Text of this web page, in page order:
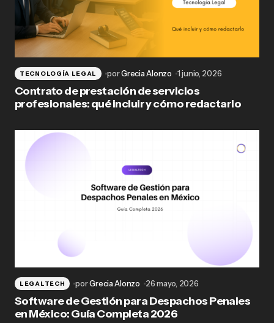
TECNOLOGÍA LEGAL porGrecia Alonzo 1 junio, 2026
Contrato de prestación de servicios
profesionales: qué incluir y cómo redactarlo
LEGALTECH porGrecia Alonzo 26 mayo, 2026
Software de Gestión para Despachos Penales
en México: Guía Completa 2026